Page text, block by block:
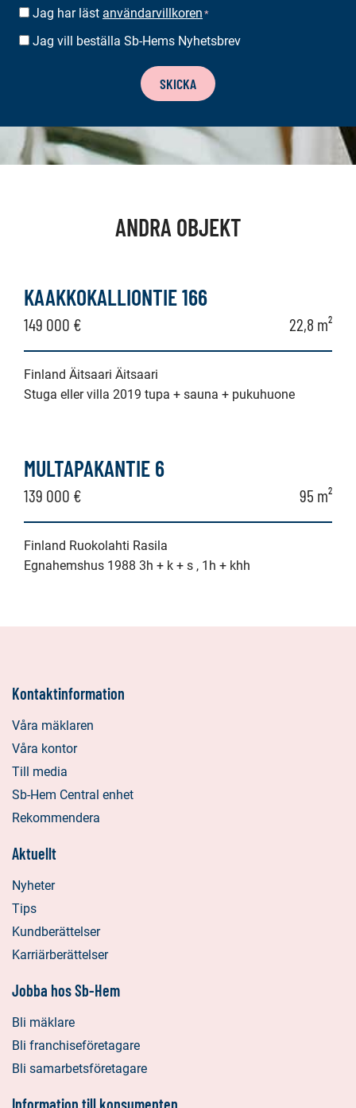
SUOSTUMUS *
Jag har läst användarvillkoren *
BESTÄLLA
Jag vill beställa Sb-Hems Nyhetsbrev
SKICKA
ANDRA OBJEKT
KAAKKOKALLIONTIE 166
149 000 € 22,8 m²
Finland Äitsaari Äitsaari
Stuga eller villa 2019 tupa + sauna + pukuhuone
MULTAPAKANTIE 6
139 000 € 95 m²
Finland Ruokolahti Rasila
Egnahemshus 1988 3h + k + s , 1h + khh
Kontaktinformation
Våra mäklaren
Våra kontor
Till media
Sb-Hem Central enhet
Rekommendera
Aktuellt
Nyheter
Tips
Kundberättelser
Karriärberättelser
Jobba hos Sb-Hem
Bli mäklare
Bli franchiseföretagare
Bli samarbetsföretagare
Information till konsumenten